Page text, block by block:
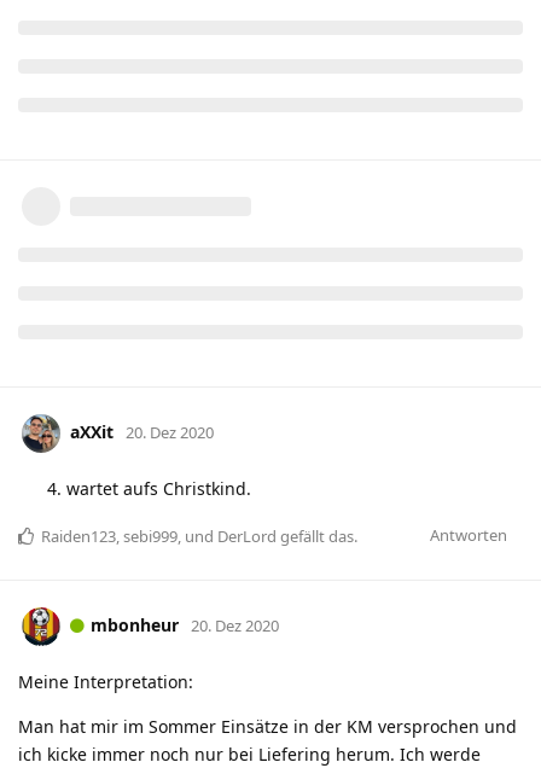
aXXit 20. Dez 2020
wartet aufs Christkind.
Antworten
Raiden123,sebi999, und DerLord gefällt das.
mbonheur 20. Dez 2020
Meine Interpretation:
Man hat mir im Sommer Einsätze in der KM versprochen und
ich kicke immer noch nur bei Liefering herum. Ich werde